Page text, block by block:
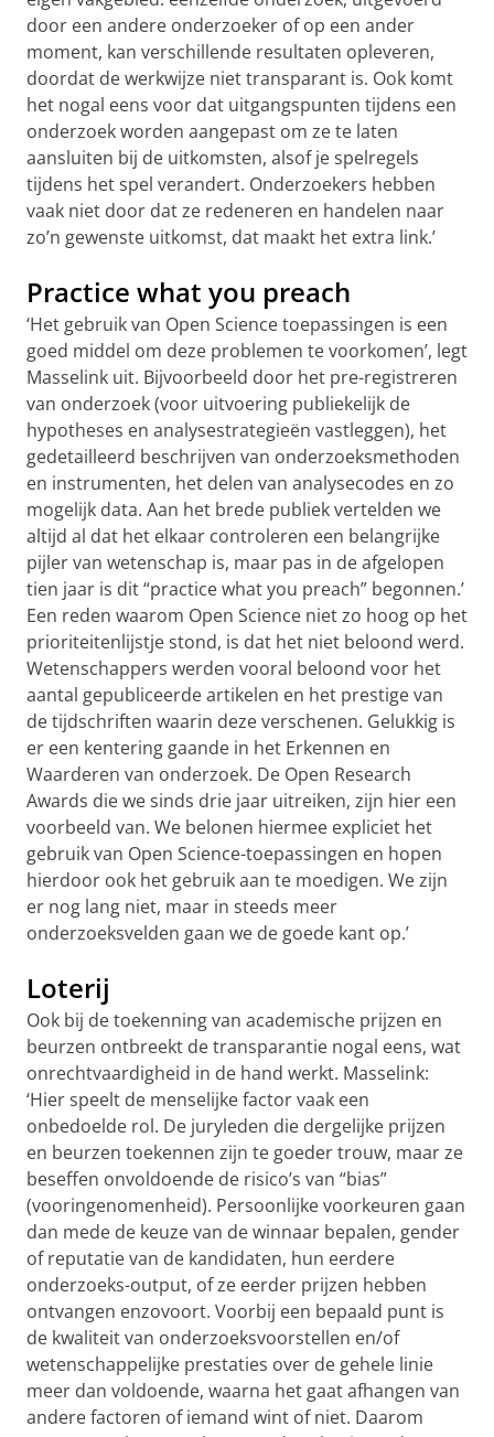
door een andere onderzoeker of op een ander
moment, kan verschillende resultaten opleveren,
doordat de werkwijze niet transparant is. Ook komt
het nogal eens voor dat uitgangspunten tijdens een
onderzoek worden aangepast om ze te laten
aansluiten bij de uitkomsten, alsof je spelregels
tijdens het spel verandert. Onderzoekers hebben
vaak niet door dat ze redeneren en handelen naar
zo’n gewenste uitkomst, dat maakt het extra link.’
Practice what you preach
‘Het gebruik van Open Science toepassingen is een
goed middel om deze problemen te voorkomen’, legt
Masselink uit. Bijvoorbeeld door het pre-registreren
van onderzoek (voor uitvoering publiekelijk de
hypotheses en analysestrategieën vastleggen), het
gedetailleerd beschrijven van onderzoeksmethoden
en instrumenten, het delen van analysecodes en zo
mogelijk data. Aan het brede publiek vertelden we
altijd al dat het elkaar controleren een belangrijke
pijler van wetenschap is, maar pas in de afgelopen
tien jaar is dit “practice what you preach” begonnen.’
Een reden waarom Open Science niet zo hoog op het
prioriteitenlijstje stond, is dat het niet beloond werd.
Wetenschappers werden vooral beloond voor het
aantal gepubliceerde artikelen en het prestige van
de tijdschriften waarin deze verschenen. Gelukkig is
er een kentering gaande in het Erkennen en
Waarderen van onderzoek. De Open Research
Awards die we sinds drie jaar uitreiken, zijn hier een
voorbeeld van. We belonen hiermee expliciet het
gebruik van Open Science-toepassingen en hopen
hierdoor ook het gebruik aan te moedigen. We zijn
er nog lang niet, maar in steeds meer
onderzoeksvelden gaan we de goede kant op.’
Loterij
Ook bij de toekenning van academische prijzen en
beurzen ontbreekt de transparantie nogal eens, wat
onrechtvaardigheid in de hand werkt. Masselink:
‘Hier speelt de menselijke factor vaak een
onbedoelde rol. De juryleden die dergelijke prijzen
en beurzen toekennen zijn te goeder trouw, maar ze
beseffen onvoldoende de risico’s van “bias”
(vooringenomenheid). Persoonlijke voorkeuren gaan
dan mede de keuze van de winnaar bepalen, gender
of reputatie van de kandidaten, hun eerdere
onderzoeks-output, of ze eerder prijzen hebben
ontvangen enzovoort. Voorbij een bepaald punt is
de kwaliteit van onderzoeksvoorstellen en/of
wetenschappelijke prestaties over de gehele linie
meer dan voldoende, waarna het gaat afhangen van
andere factoren of iemand wint of niet. Daarom